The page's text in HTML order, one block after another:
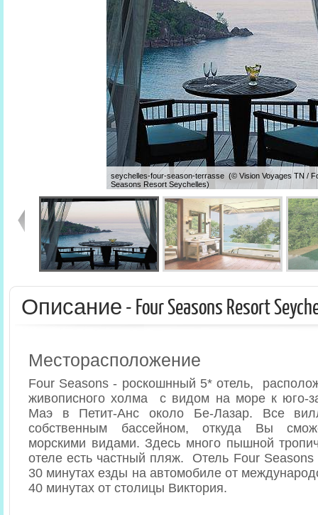
seychelles-four-season-terrasse (© Vision Voyages TN /
Seasons Resort Seychelles)
Описание - Four Seasons Resort
Месторасположение
Four Seasons - роскошнный 5* отель,
живописного холма с видом на море к юго-
Маэ в Петит-Анс около Бе-Лазар. Все
собственным бассейном, откуда Вы
морскими видами. Здесь много пышной
отеле есть частный пляж. Отель Four
30 минутах езды на автомобиле от
40 минутах от столицы Виктория.